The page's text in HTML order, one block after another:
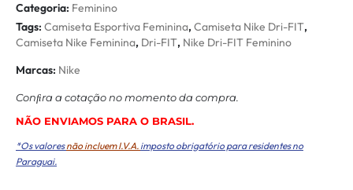
Categoria: Feminino
Tags: Camiseta Esportiva Feminina,Camiseta Nike Dri-FIT,
Camiseta Nike Feminina, Dri-FIT, Nike Dri-FIT Feminino
Marcas: Nike
Conﬁra a cotação no momento da compra.
NÃO ENVIAMOS PARA O BRASIL.
*Os valoresnão incluem I.V.A. imposto obrigatório para residentes no
Paraguai.